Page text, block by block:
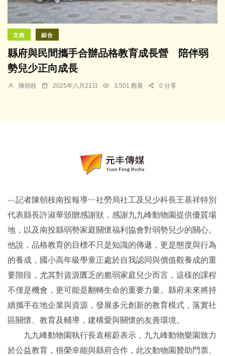
文教 綜合
縣府與民間攜手合辦品格教育成長營 陪伴弱
勢兒少正向成長
陳朝枝 2025年八月21日 3,501 觀看 0 分享
︹記者陳朝枝南投報導︺社勞局社工及兒少科長王基祥特別
代表縣長許淑華頒贈感謝狀，感謝九九峰動物園提供優質場
地，以及南投縣弱勢家庭關懷福利協會對弱勢兒少的關心。
他說，品格教育的目標不只是知識的傳遞，更是態度與行為
的養成，國小高年級學童正處於自我認同與價值觀養成的重
要階段，尤其對資源匱乏的脆弱家庭兒少而言，這樣的課程
不僅是機會，更可能是翻轉生命的重要力量。縣府未來將持
續攜手在地企業與資源，發展多元創新的教育模式，落實社
區關懷、教育及輔導，建構愛與關懷的友善環境。
九九峰動物園執行長袁榕蔚表示，九九峰動物樂園致力
於公益教育，很榮幸能與縣府合作，此次動物園贊助門票、